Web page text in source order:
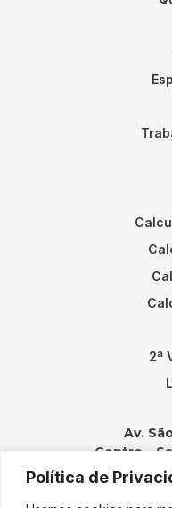
Política de
2ª
Av.
Centro –